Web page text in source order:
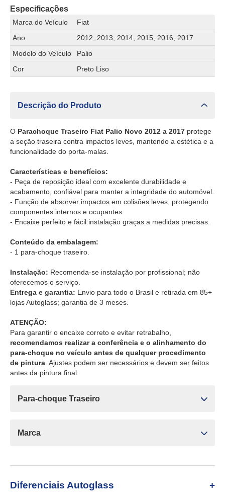
Especificações
Marca do Veículo
Fiat
Ano
2012, 2013, 2014, 2015, 2016, 2017
Modelo do Veículo
Palio
Cor
Preto Liso
Descrição do Produto
O Parachoque Traseiro Fiat Palio Novo 2012 a 2017 protege
a seção traseira contra impactos leves, mantendo a estética e a
funcionalidade do porta-malas.
Características e benefícios:
- Peça de reposição ideal com excelente durabilidade e
acabamento, confiável para manter a integridade do automóvel.
- Função de absorver impactos em colisões leves, protegendo
componentes internos e ocupantes.
- Encaixe perfeito e fácil instalação graças a medidas precisas.
Conteúdo da embalagem:
- 1 para-choque traseiro.
Instalação: Recomenda-se instalação por profissional; não
oferecemos o serviço.
Entrega e garantia: Envio para todo o Brasil e retirada em 85+
lojas Autoglass; garantia de 3 meses.
ATENÇÃO:
Para garantir o encaixe correto e evitar retrabalho,
recomendamos realizar a conferência e o alinhamento do
para-choque no veículo antes de qualquer procedimento
de pintura . Ajustes podem ser necessários e devem ser feitos
antes da pintura final.
Para-choque Traseiro
Marca
Diferenciais Autoglass